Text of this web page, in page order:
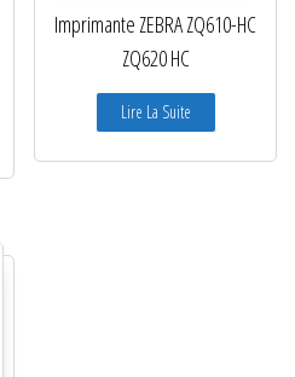
Imprimante ZEBRA ZQ610-HC
ZQ620 HC
Lire La Suite